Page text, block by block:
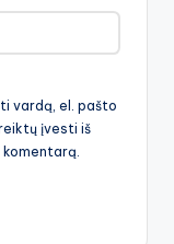
vardą, el. pašto
įvesti iš